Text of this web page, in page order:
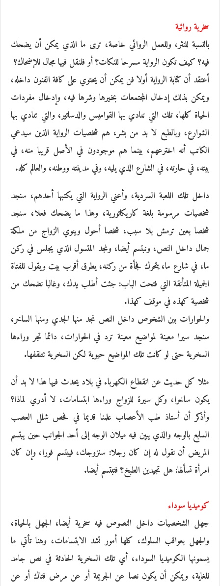
سخرية روائية
بالنسبة للنثر، وللعمل الروائي خاصة، ترى ما الذي يمكن أن يضحك
فيه؟ كيف تكون الرواية مسرحا للنكات؟ أو فلنقل فيها مجال للإضحاك؟
أعتقد أن كتابة الرواية أولا فن يمكن أن يحتوي على كافة الفنون داخله،
ويمكن بذلك إدخال المجتمعات بخيرها وشرها فيه، وإدخال مفردات
الحياة كلها، تلك التي تنادي بها القواميس والدساتير، والتي تنادي بها
الشوارع، وبالطبع لا بد من بشر، هم شخصيات الرواية الذين سيدعي
الكاتب أنه اخترعهم، بينما هم موجودون في الأصل قريبا منه، في
بيته، في حارته، في الشارع الذي يليه، وفي مدينته ووطنه، والعالم كله.
داخل تلك اللعبة السردية، وأعني الرواية التي يكتبها أحدهم، سنجد
شخصيات مرسومة بلغة كاريكاتورية، وهذا ما يضحك فعلا، سنجد
شخصا بعين ترمش بلا سبب، شخصا أحول وينوي الزواج من ملكة
جمال داخل النص، ونبتسم أيضا، ونجد المتسول الذي يجلس في ركن
ما، في شارع ما، يتحرك فجأة من ركنه، يطرق أقرب بيت ويقول للفتاة
الجميلة المتأنقة التي فتحت الباب: جئت أطلب يدك، وغالبا نضحك من
شخصية كهذه في موقف كهذا.
والحوارات بين الشخوص داخل النص نجد منها الجدي ومنها الساخر،
سنجد سيرا معينة لمواضيع معينة ترد في الحوارات، دائما تجر وراءها
السخرية حتى لو كانت تلك المواضيع حيوية لكن السخرية تتلقفها.
مثلا كل حديث عن انقطاع الكهرباء في بلاد يحدث فيها هذا لا بد أن
يكون ساخرا، وكل سيرة للزواج وراءها ابتسامات، لا أدري لماذا؟
وأذكر أن أستاذ طب الأعصاب علمنا قديما في فحص شلل العصب
السابع بالوجه والذي يبين فيه ميلان الوجه إلى أحد الجوانب حين يبتسم
المريض أن نقول له إن كان رجلا: سنزوجك، فيبتسم فورا، وإن كان
امرأة تسألها: هل تجيدين الطبخ؟ فتبتسم أيضا.
كوميديا سوداء
جهل الشخصيات داخل النصوص فيه سخرية أيضا، الجهل بالحياة،
والجهل بعواقب السلوك، كلها أمور تشد الابتسامات، وهنا تأتي ما
يسمونها الكوميديا السوداء، أي تلك السخرية الحادثة في نص جامد
للغاية، ويمكن أن يكون نصا عن الجريمة أو عن مرض فتاك أو عن